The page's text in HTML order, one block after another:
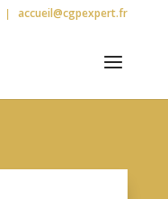
accueil@cgpexpert.fr